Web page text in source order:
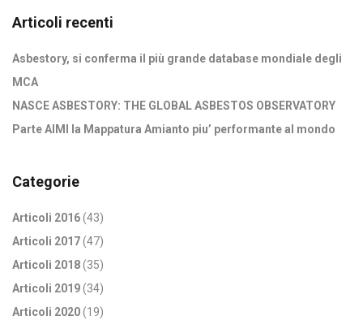
Articoli recenti
Asbestory, si conferma il più grande database mondiale degli
MCA
NASCE ASBESTORY: THE GLOBAL ASBESTOS OBSERVATORY
Parte AIMI la Mappatura Amianto piu’ performante al mondo
Categorie
Articoli 2016(43)
Articoli 2017(47)
Articoli 2018(35)
Articoli 2019(34)
Articoli 2020(19)